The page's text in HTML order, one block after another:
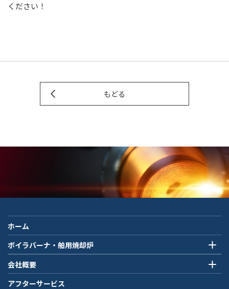
ください！
もどる
ホーム
ボイラバーナ・舶用焼却炉
会社概要
アフターサービス